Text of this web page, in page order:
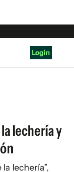
Login
lechería y
lechería”,